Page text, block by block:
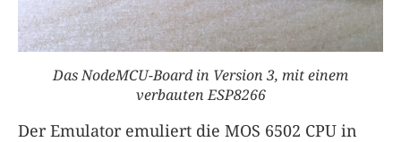
Das NodeMCU-Board in Version 3, mit einem
verbauten ESP8266
Der Emulator emuliert die MOS 6502 CPU in